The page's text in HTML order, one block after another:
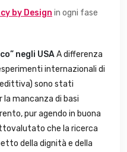
by Design in ogni fase
negli USAA differenza
internazionali di
sono stati
la mancanza di basi
pur agendo in buona
che la ricerca
della dignità e della